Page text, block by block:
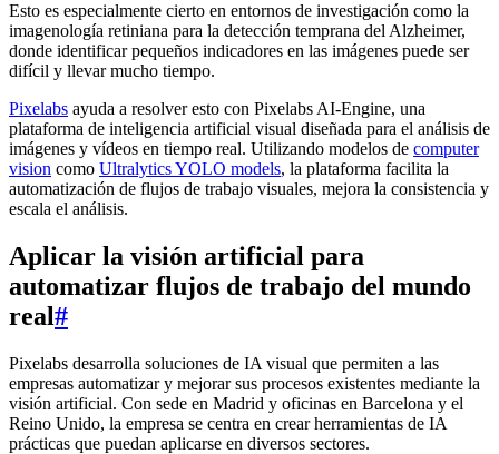
Esto es especialmente cierto en entornos de investigación como la
imagenología retiniana para la detección temprana del Alzheimer,
donde identificar pequeños indicadores en las imágenes puede ser
difícil y llevar mucho tiempo.
Pixelabs ayuda a resolver esto con Pixelabs AI-Engine, una
plataforma de inteligencia artificial visual diseñada para el análisis de
imágenes y vídeos en tiempo real. Utilizando modelos de computer
vision como Ultralytics YOLO models, la plataforma facilita la
automatización de flujos de trabajo visuales, mejora la consistencia y
escala el análisis.
Aplicar la visión artificial para
automatizar flujos de trabajo del mundo
real#
Pixelabs desarrolla soluciones de IA visual que permiten a las
empresas automatizar y mejorar sus procesos existentes mediante la
visión artificial. Con sede en Madrid y oficinas en Barcelona y el
Reino Unido, la empresa se centra en crear herramientas de IA
prácticas que puedan aplicarse en diversos sectores.